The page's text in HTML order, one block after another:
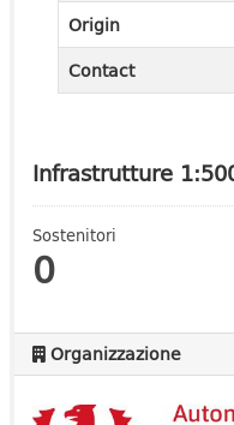
Infrastrutture
Sostenitori
0
Organizzazione
Origin
Contact